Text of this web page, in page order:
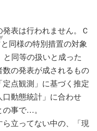
発表は行われません。
Ｃ
と同様の特別措置の対象
と 同等の扱いと成った
数の発表が成されるもの
点観測」 に基づく推定
口動態統計」に合わせ
の事で…。
ら立ってない中の、「現